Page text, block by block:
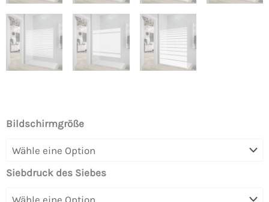
Bildschirmgröße
Siebdruck des Siebes
Feste
ZEN
mit